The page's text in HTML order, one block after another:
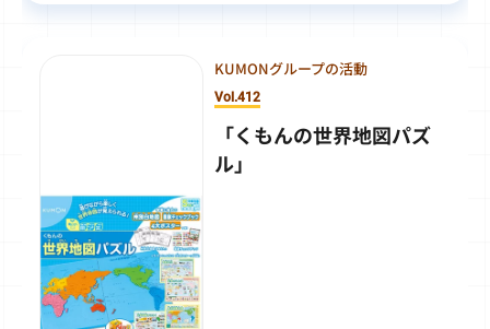
KUMONグループの活動
Vol.412
「くもんの世界地図パズ
ル」